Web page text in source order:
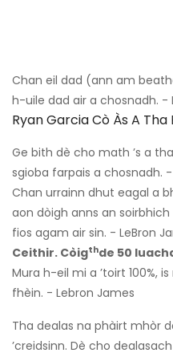
Chan eil dad (ann am
h-uile dad air a chosnadh. -
Ryan Garcia Cò Às A Tha
Ge bith dè cho math ’s a
sgioba farpais a chosnadh.
Chan urrainn dhut eagal a
aon dòigh anns an
fios agam air sin. - LeBron
Ceithir. Còigthde 50
Mura h-eil mi a ’toirt 100%,
fhèin. - Lebron James
Tha dealas na phàirt mhòr
’creidsinn. Dè cho